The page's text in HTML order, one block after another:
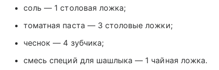
соль — 1 столовая ложка;
томатная паста — 3 столовые ложки;
чеснок — 4 зубчика;
смесь специй для шашлыка — 1 чайная ложка.